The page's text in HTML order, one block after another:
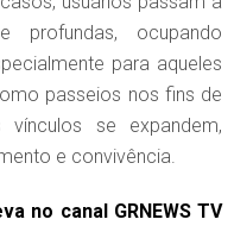
profundas, ocupando
para aqueles
passeios nos fins de
se expandem,
e convivência.
no canal GRNEWS TV